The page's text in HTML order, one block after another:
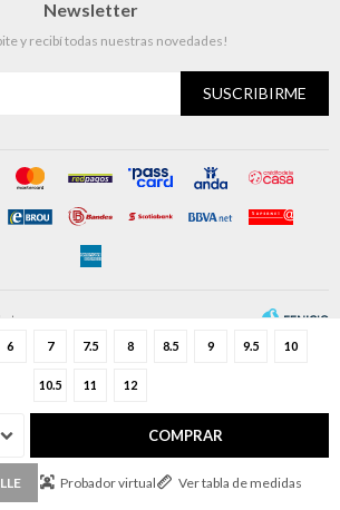
6 7 7.5 8 8.5 9 9.5 10
10.5 11 12
COMPRAR
Probador virtual Ver tabla de medidas
Newsletter
y recibí todas nuestras novedades!
SUSCRIBIRME